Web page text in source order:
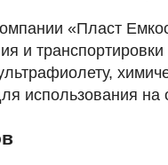
«Пласт
и
использования на